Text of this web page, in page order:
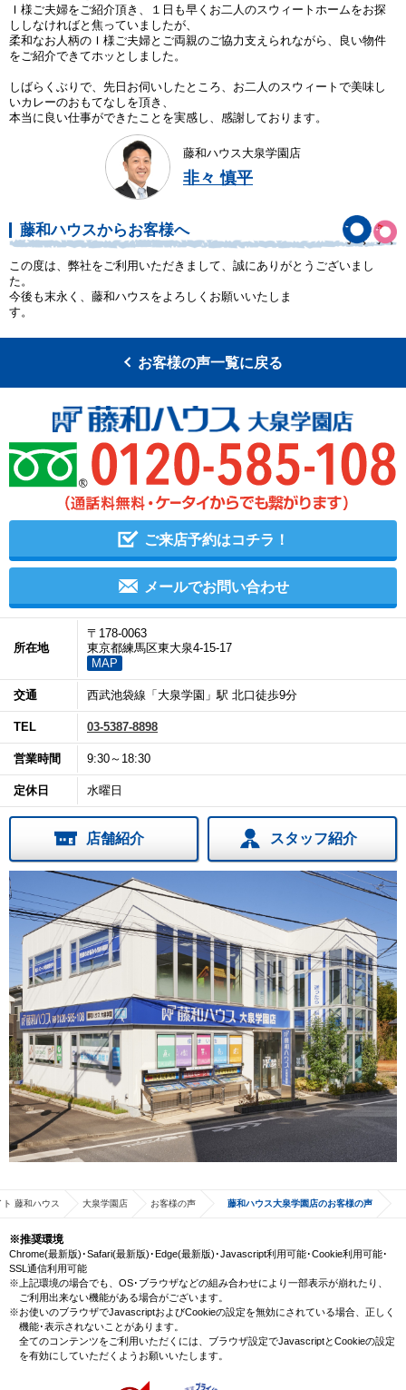
Ｉ様ご夫婦をご紹介頂き、１日も早くお二人のスウィートホームをお探
ししなければと焦っていましたが、
柔和なお人柄のＩ様ご夫婦とご両親のご協力支えられながら、良い物件
をご紹介できてホッとしました。
しばらくぶりで、先日お伺いしたところ、お二人のスウィートで美味し
いカレーのおもてなしを頂き、
本当に良い仕事ができたことを実感し、感謝しております。
藤和ハウス大泉学園店
非々 慎平
藤和ハウスからお客様へ
この度は、弊社をご利用いただきまして、誠にありがとうございまし
た。
今後も末永く、藤和ハウスをよろしくお願いいたしま
す
お客様の声一覧に戻る
ご来店予約はコチラ！
メールでお問い合わせ
所在地
〒178-0063
東京都練馬区東大泉4-15-17
MAP
交通 西武池袋線「大泉学園」駅 北口徒歩9分
TEL 03-5387-8898
営業時間 9:30～18:30
定休日 水曜日
店舗紹介 スタッフ紹介
藤和ハウス 大泉学園店 お客様の声 藤和ハウス大泉学園店のお客様の声
※推奨環境
Chrome(最新版)･Safari(最新版)･Edge(最新版)･Javascript利用可能･Cookie利用可能･
SSL通信利用可能
※上記環境の場合でも、OS･ブラウザなどの組み合わせにより一部表示が崩れたり、
ご利用出来ない機能がある場合がございます。
※お使いのブラウザでJavascriptおよびCookieの設定を無効にされている場合、正しく
機能･表示されないことがあります。
全てのコンテンツをご利用いただくには、ブラウザ設定でJavascriptとCookieの設定
を有効にしていただくようお願いいたします。